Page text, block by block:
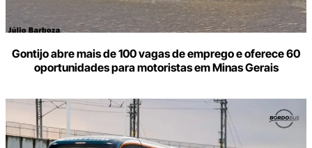
Gontijo abre mais de 100 vagas de emprego e oferece 60
oportunidades para motoristas em Minas Gerais